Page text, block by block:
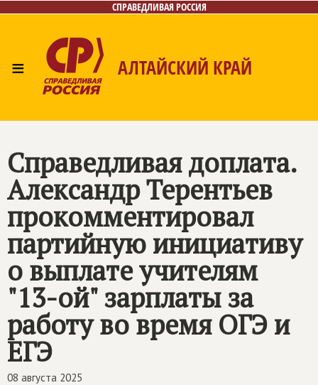
СПРАВЕДЛИВАЯ РОССИЯ
≡ АЛТАЙСКИЙ КРАЙ
Справедливая доплата.
Александр Терентьев
прокомментировал
партийную инициативу
о выплате учителям
"13-ой" зарплаты за
работу во время ОГЭ и
ЕГЭ
08 августа 2025